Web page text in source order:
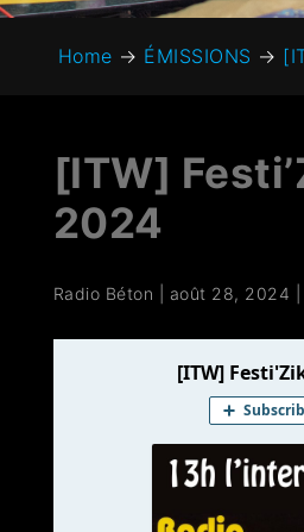
Home → ÉMISSIONS →
[ITW]
2024
Radio Béton août 28, 2024